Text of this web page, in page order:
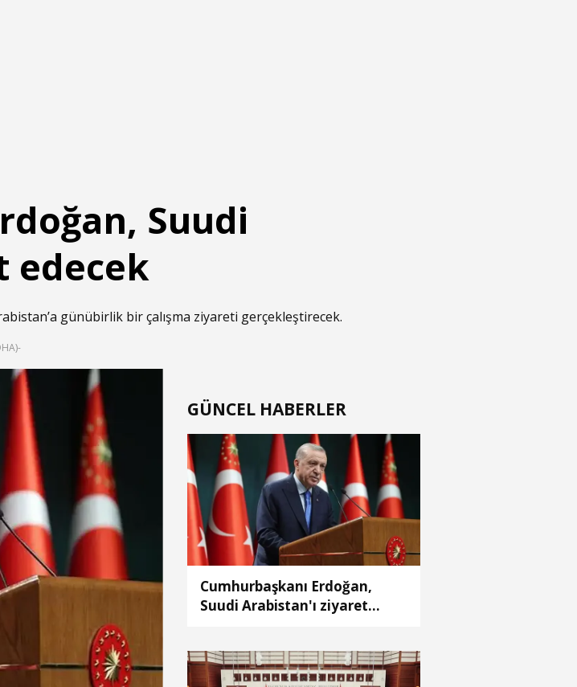
Suudi
edecek
günübirlik bir çalışma ziyareti gerçekleştirecek.
GÜNCEL HABERLER
Cumhurbaşkanı Erdoğan,
Suudi Arabistan'ı ziyaret